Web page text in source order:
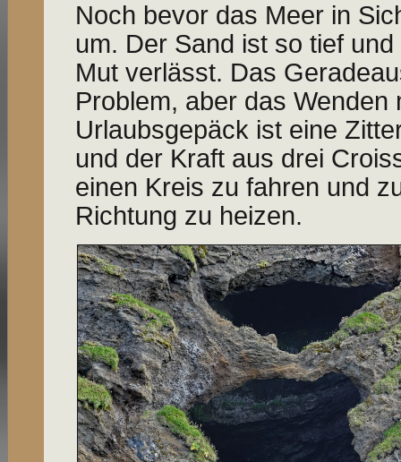
Noch bevor das Meer in
um. Der Sand ist so tief
Mut verlässt. Das
Problem, aber das Wenden
Urlaubsgepäck ist eine
und der Kraft aus drei
einen Kreis zu fahren und
Richtung zu heizen.